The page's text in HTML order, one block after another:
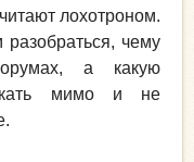
лохотроном.
чему
а какую
мимо и не